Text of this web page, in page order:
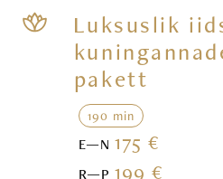
Luksuslik
pakett
190 min
E—N175 €
R—P199 €